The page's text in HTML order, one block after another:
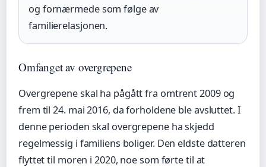
og fornærmede som følge av
familierelasjonen.
Omfanget av overgrepene
Overgrepene skal ha pågått fra omtrent 2009 og
frem til 24. mai 2016, da forholdene ble avsluttet. I
denne perioden skal overgrepene ha skjedd
regelmessig i familiens boliger. Den eldste datteren
flyttet til moren i 2020, noe som førte til at